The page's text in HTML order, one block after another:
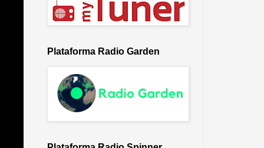
Plataforma Radio Garden